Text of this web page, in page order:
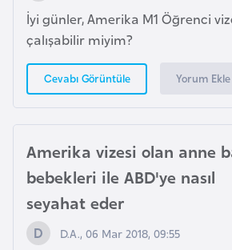
İyi günler, Amerika M1 Öğrenci
çalışabilir miyim?
Cevabı Görüntüle Yorum Ekle
Amerika vizesi olan anne
bebekleri ile ABD'ye nasıl
seyahat eder
D.A., 06 Mar 2018, 09:55
o
k
r
a
t
i
K
o
n
g
o